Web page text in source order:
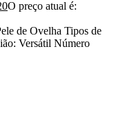
O preço atual é:
de Ovelha Tipos de
Versátil Número